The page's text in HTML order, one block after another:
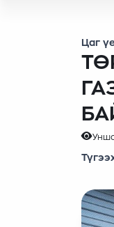
Цаг